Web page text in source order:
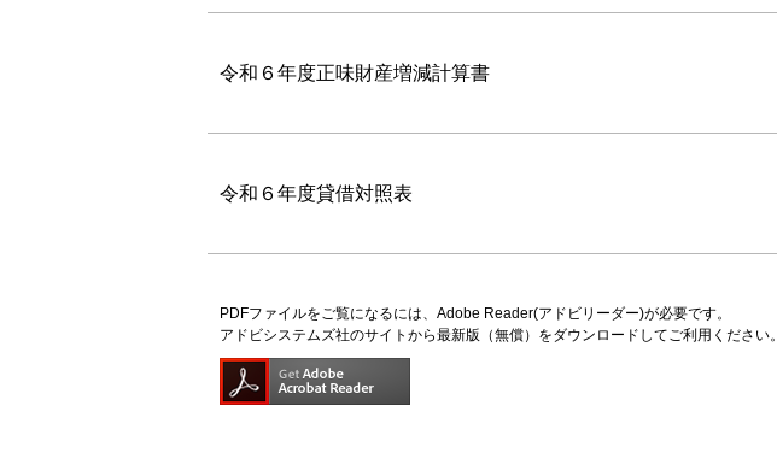
令和６年度正味財産増減計算書
令和６年度貸借対照表
PDFファイルをご覧になるには、Adobe Reader(アドビリーダー)が必要です。
アドビシステムズ社のサイトから最新版（無償）をダウンロードしてご利用ください。